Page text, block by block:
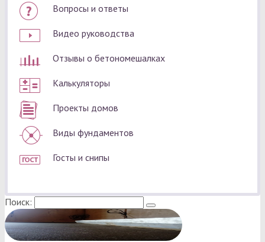
Вопросы и ответы
Видео руководства
Отзывы о бетономешалках
Калькуляторы
Проекты домов
Виды фундаментов
Госты и снипы
Поиск: